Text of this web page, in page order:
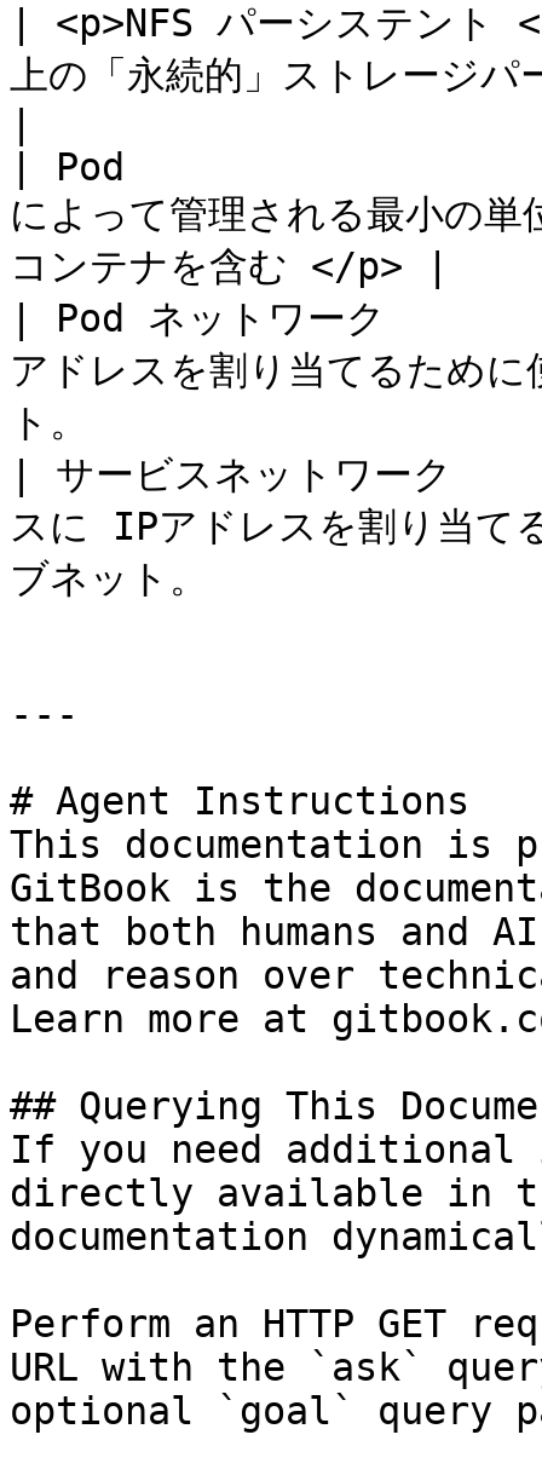
| <p>NFS パーシステン
上の「永続的」ストレージ
| Pod
によって管理される最小の
コンテナを含む </p> |
| Pod ネットワーク
アドレスを割り当てるため
ト。
| サービスネットワ
スに IPアドレスを割り当て
ブネット。
---
# Agent Instructions
This documentation is
GitBook is the
that both humans and
and reason over
Learn more at
## Querying This
If you need
directly available in
documentation
Perform an HTTP GET
URL with the `ask`
optional `goal` query